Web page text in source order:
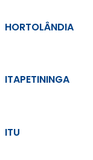
HORTOLÂNDIA
ITAPETININGA
ITU